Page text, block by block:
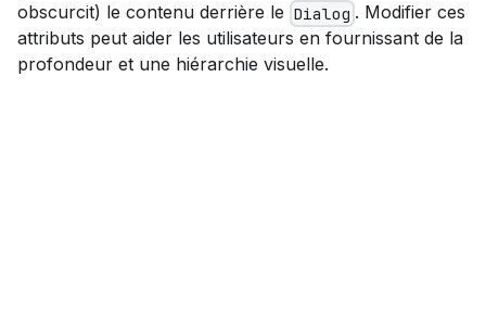
obscurcit) le contenu derrière le Dialog . Modifier ces
attributs peut aider les utilisateurs en fournissant de la
profondeur et une hiérarchie visuelle.